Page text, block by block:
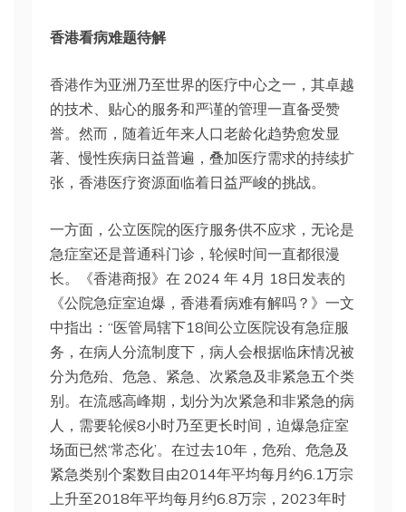
香港看病难题待解
香港作为亚洲乃至世界的医疗中心之一，其卓越
的技术、贴心的服务和严谨的管理一直备受赞
誉。然而，随着近年来人口老龄化趋势愈发显
著、慢性疾病日益普遍，叠加医疗需求的持续扩
张，香港医疗资源面临着日益严峻的挑战。
一方面，公立医院的医疗服务供不应求，无论是
急症室还是普通科门诊，轮候时间一直都很漫
长。《香港商报》在 2024 年 4月 18日发表的
《公院急症室迫爆，香港看病难有解吗？》一文
中指出：“医管局辖下18间公立医院设有急症服
务，在病人分流制度下，病人会根据临床情况被
分为危殆、危急、紧急、次紧急及非紧急五个类
别。在流感高峰期，划分为次紧急和非紧急的病
人，需要轮候8小时乃至更长时间，迫爆急症室
场面已然‘常态化’。在过去10年，危殆、危急及
紧急类别个案数目由2014年平均每月约6.1万宗
上升至2018年平均每月约6.8万宗，2023年时